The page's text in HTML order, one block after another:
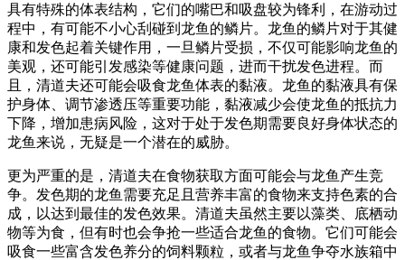
具有特殊的体表结构，它们的嘴巴和吸盘较为锋利，在游动过
程中，有可能不小心刮碰到龙鱼的鳞片。龙鱼的鳞片对于其健
康和发色起着关键作用，一旦鳞片受损，不仅可能影响龙鱼的
美观，还可能引发感染等健康问题，进而干扰发色进程。而
且，清道夫还可能会吸食龙鱼体表的黏液。龙鱼的黏液具有保
护身体、调节渗透压等重要功能，黏液减少会使龙鱼的抵抗力
下降，增加患病风险，这对于处于发色期需要良好身体状态的
龙鱼来说，无疑是一个潜在的威胁。
更为严重的是，清道夫在食物获取方面可能会与龙鱼产生竞
争。发色期的龙鱼需要充足且营养丰富的食物来支持色素的合
成，以达到最佳的发色效果。清道夫虽然主要以藻类、底栖动
物等为食，但有时也会争抢一些适合龙鱼的食物。它们可能会
吸食一些富含发色养分的饲料颗粒，或者与龙鱼争夺水族箱中